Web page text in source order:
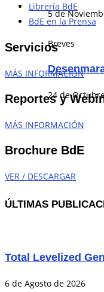
5 de
Breves
24 de
Librería BdE
BdE en la Prensa
Servicios
MÁS INFORMACIÓN
Reportes y
MÁS INFORMACIÓN
Brochure BdE
VER / DESCARGAR
ÚLTIMAS
Total Levelized
6 de Agosto de 2026